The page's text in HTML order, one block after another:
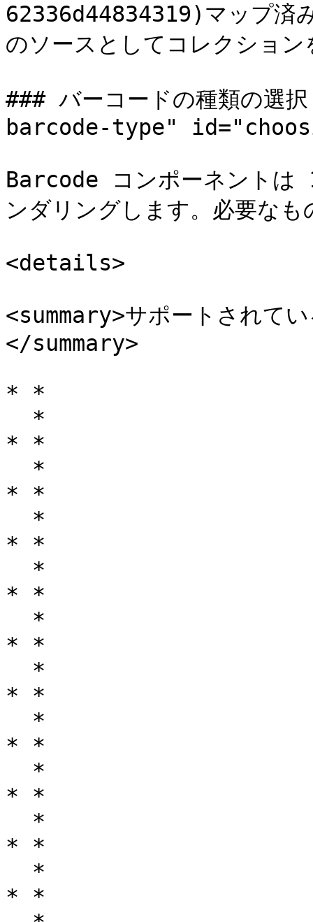
62336d44834319)マップ済
のソースとしてコレクション
### バーコードの種類の
barcode-type"
Barcode コンポーネントは
ンダリングします。必要な
<details>
<summary>サポートされて
</summary>
* *
* *
* *
* *
* *
* *
* *
* *
* *
* *
* *